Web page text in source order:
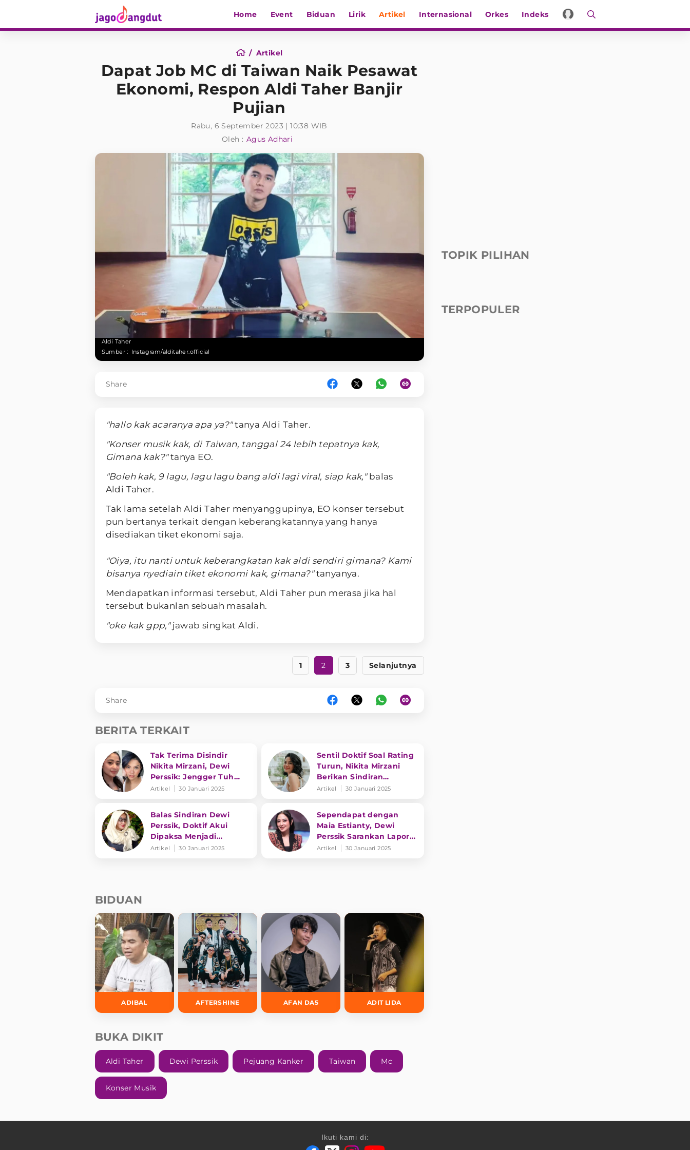
Home Event Biduan Lirik Artikel Internasional Orkes Indeks
Artikel
Dapat Job MC di Taiwan Naik Pesawat
Ekonomi, Respon Aldi Taher Banjir
Pujian
Rabu, 6 September 2023 | 10:38 WIB
Oleh : Agus Adhari
Aldi Taher
Sumber : Instagram/alditaher.official
Share
"hallo kak acaranya apa ya?"tanya Aldi Taher.
"Konser musik kak, di Taiwan, tanggal 24 lebih tepatnya kak,
Gimana kak?"tanya EO.
"Boleh kak, 9 lagu, lagu lagu bang aldi lagi viral, siap kak,"balas
Aldi Taher.
Tak lama setelah Aldi Taher menyanggupinya, EO konser tersebut
pun bertanya terkait dengan keberangkatannya yang hanya
disediakan tiket ekonomi saja.
"Oiya, itu nanti untuk keberangkatan kak aldi sendiri gimana? Kami
bisanya nyediain tiket ekonomi kak, gimana?"tanyanya.
Mendapatkan informasi tersebut, Aldi Taher pun merasa jika hal
tersebut bukanlan sebuah masalah.
"oke kak gpp," jawab singkat Aldi.
1 2 3 Selanjutnya
Share
BERITA TERKAIT
Tak Terima Disindir
Nikita Mirzani, Dewi
Perssik: Jengger Tuh
Tong Kosong Nyaring
Artikel 30 Januari 2025
Sentil Doktif Soal Rating
Turun, Nikita Mirzani
Berikan Sindiran
Menohok ke Dewi
Artikel 30 Januari 2025
Balas Sindiran Dewi
Perssik, Doktif Akui
Dipaksa Menjadi
Bintang Tamu Hingga
Artikel 30 Januari 2025
Sependapat dengan
Maia Estianty, Dewi
Perssik Sarankan Lapor
BPOM daripada Bikin
Artikel 30 Januari 2025
BIDUAN
ADIBAL AFTERSHINE AFAN DA5 ADIT LIDA
BUKA DIKIT
Aldi Taher Dewi Perssik Pejuang Kanker Taiwan Mc
Konser Musik
TOPIK PILIHAN
TERPOPULER
Ikuti kami di: